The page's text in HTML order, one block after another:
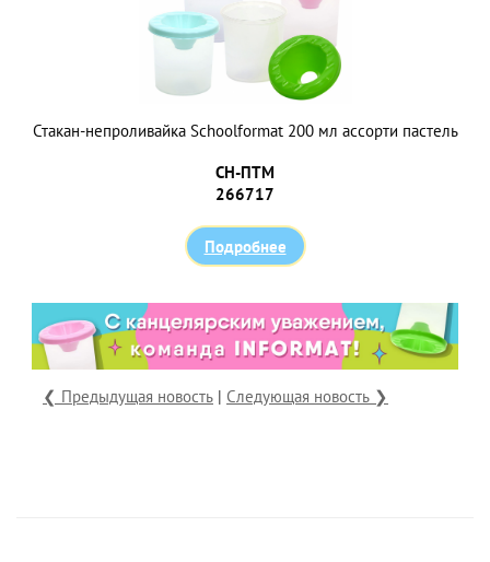
Стакан-непроливайка Schoolformat 200 мл ассорти пастель
СН-ПТM
266717
Подробнее
❮ Предыдущая новость | Следующая новость ❯